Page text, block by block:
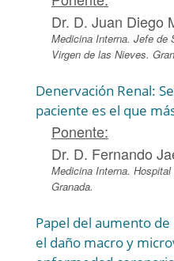
Dr. D. Juan Diego
Medicina Interna. Jefe de
Virgen de las Nieves.
Denervación Renal:
paciente es el que
Ponente:
Dr. D. Fernando
Medicina Interna.
Granada.
Papel del aumento
el daño macro y